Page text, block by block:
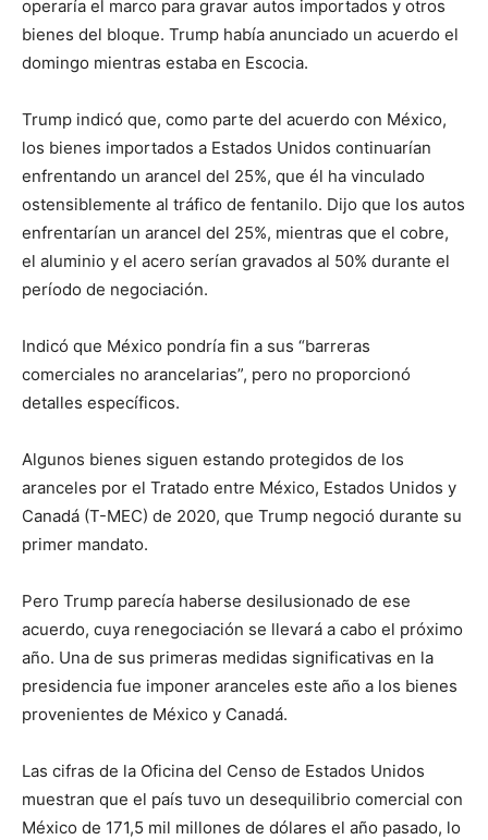
operaría el marco para gravar autos importados y otros
bienes del bloque. Trump había anunciado un acuerdo el
domingo mientras estaba en Escocia.
Trump indicó que, como parte del acuerdo con México,
los bienes importados a Estados Unidos continuarían
enfrentando un arancel del 25%, que él ha vinculado
ostensiblemente al tráfico de fentanilo. Dijo que los autos
enfrentarían un arancel del 25%, mientras que el cobre,
el aluminio y el acero serían gravados al 50% durante el
período de negociación.
Indicó que México pondría fin a sus “barreras
comerciales no arancelarias”, pero no proporcionó
detalles específicos.
Algunos bienes siguen estando protegidos de los
aranceles por el Tratado entre México, Estados Unidos y
Canadá (T-MEC) de 2020, que Trump negoció durante su
primer mandato.
Pero Trump parecía haberse desilusionado de ese
acuerdo, cuya renegociación se llevará a cabo el próximo
año. Una de sus primeras medidas significativas en la
presidencia fue imponer aranceles este año a los bienes
provenientes de México y Canadá.
Las cifras de la Oficina del Censo de Estados Unidos
muestran que el país tuvo un desequilibrio comercial con
México de 171,5 mil millones de dólares el año pasado, lo